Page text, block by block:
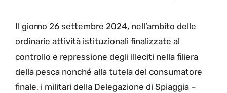
Il giorno 26 settembre 2024, nell’ambito delle
ordinarie attività istituzionali finalizzate al
controllo e repressione degli illeciti nella filiera
della pesca nonché alla tutela del consumatore
finale, i militari della Delegazione di Spiaggia –